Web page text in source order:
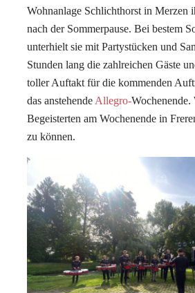
Wohnanlage Schlichthorst in Merzen
nach der Sommerpause. Bei bestem
unterhielt sie mit Partystücken und
Stunden lang die zahlreichen Gäste
toller Auftakt für die kommenden
das anstehendeAllegro-
Begeisterten am Wochenende in
zu können.